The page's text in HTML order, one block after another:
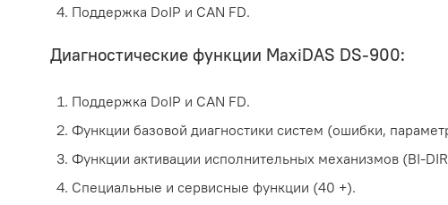
Поддержка DoIP и CAN FD.
Диагностические функции MaxiDAS DS-900:
Поддержка DoIP и CAN FD.
Функции базовой диагностики систем (ошибки,
Функции активации исполнительных механизмов (BI-
Специальные и сервисные функции (40 +).